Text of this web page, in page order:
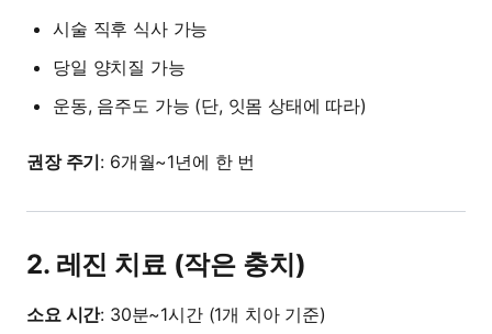
시술 직후 식사 가능
당일 양치질 가능
운동, 음주도 가능 (단, 잇몸 상태에 따라)
권장 주기: 6개월~1년에 한 번
2. 레진 치료 (작은 충치)
소요 시간: 30분~1시간 (1개 치아 기준)